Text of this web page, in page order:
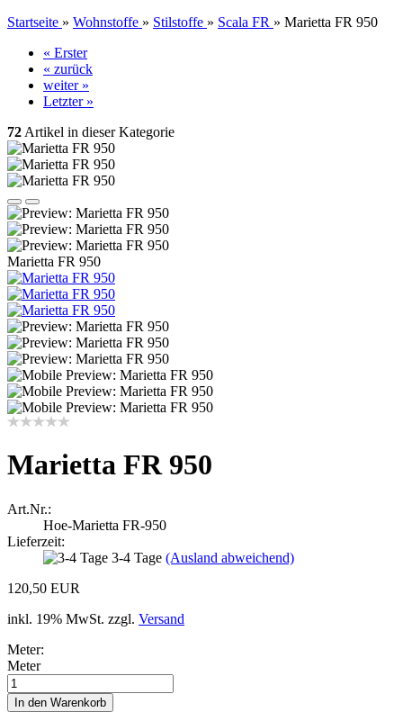
Startseite » Wohnstoffe » Stilstoffe » Scala FR » Marietta FR 950
« Erster
« zurück
weiter »
Letzter »
72 Artikel in dieser Kategorie
Marietta FR 950
Marietta FR 950
Art.Nr.:
Hoe-Marietta FR-950
Lieferzeit:
3-4 Tage (Ausland abweichend)
120,50 EUR
inkl. 19% MwSt. zzgl. Versand
Meter:
Meter